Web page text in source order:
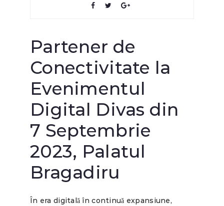
Partener de
Conectivitate la
Evenimentul
Digital Divas din
7 Septembrie
2023, Palatul
Bragadiru
În era digitală în continuă expansiune,